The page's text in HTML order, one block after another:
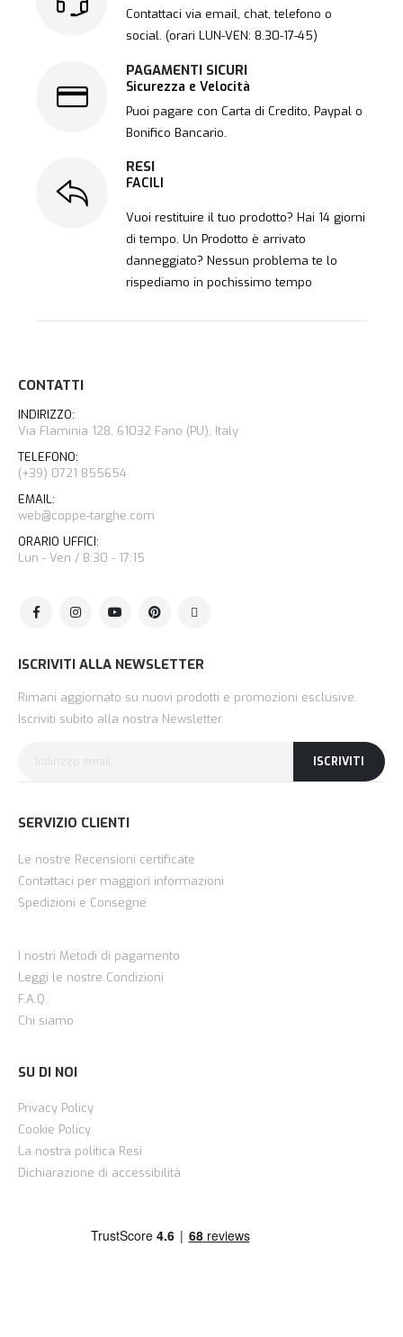
Contattaci via email, chat, telefono o
social. (orari LUN-VEN: 8.30-17-45)
PAGAMENTI SICURI
Sicurezza e Velocità
Puoi pagare con Carta di Credito, Paypal o
Bonifico Bancario.
RESI
FACILI
Vuoi restituire il tuo prodotto? Hai 14 giorni
di tempo. Un Prodotto è arrivato
danneggiato? Nessun problema te lo
rispediamo in pochissimo tempo
CONTATTI
INDIRIZZO:
Via Flaminia 128, 61032 Fano (PU), Italy
TELEFONO:
(+39) 0721 855654
EMAIL:
web@coppe-targhe.com
ORARIO UFFICI:
Lun - Ven / 8:30 - 17:15
ISCRIVITI ALLA NEWSLETTER
Rimani aggiornato su nuovi prodotti e promozioni esclusive.
Iscriviti subito alla nostra Newsletter.
ISCRIVITI
SERVIZIO CLIENTI
Le nostre Recensioni certificate
Contattaci per maggiori informazioni
Spedizioni e Consegne
I nostri Metodi di pagamento
Leggi le nostre Condizioni
F.A.Q.
Chi siamo
SU DI NOI
Privacy Policy
Cookie Policy
La nostra politica Resi
Dichiarazione di accessibilità